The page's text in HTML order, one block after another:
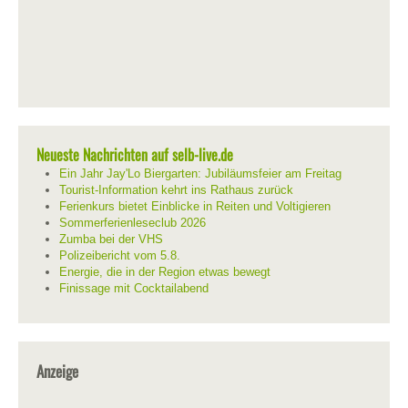
Neueste Nachrichten auf selb-live.de
Ein Jahr Jay'Lo Biergarten: Jubiläumsfeier am Freitag
Tourist-Information kehrt ins Rathaus zurück
Ferienkurs bietet Einblicke in Reiten und Voltigieren
Sommerferienleseclub 2026
Zumba bei der VHS
Polizeibericht vom 5.8.
Energie, die in der Region etwas bewegt
Finissage mit Cocktailabend
Anzeige